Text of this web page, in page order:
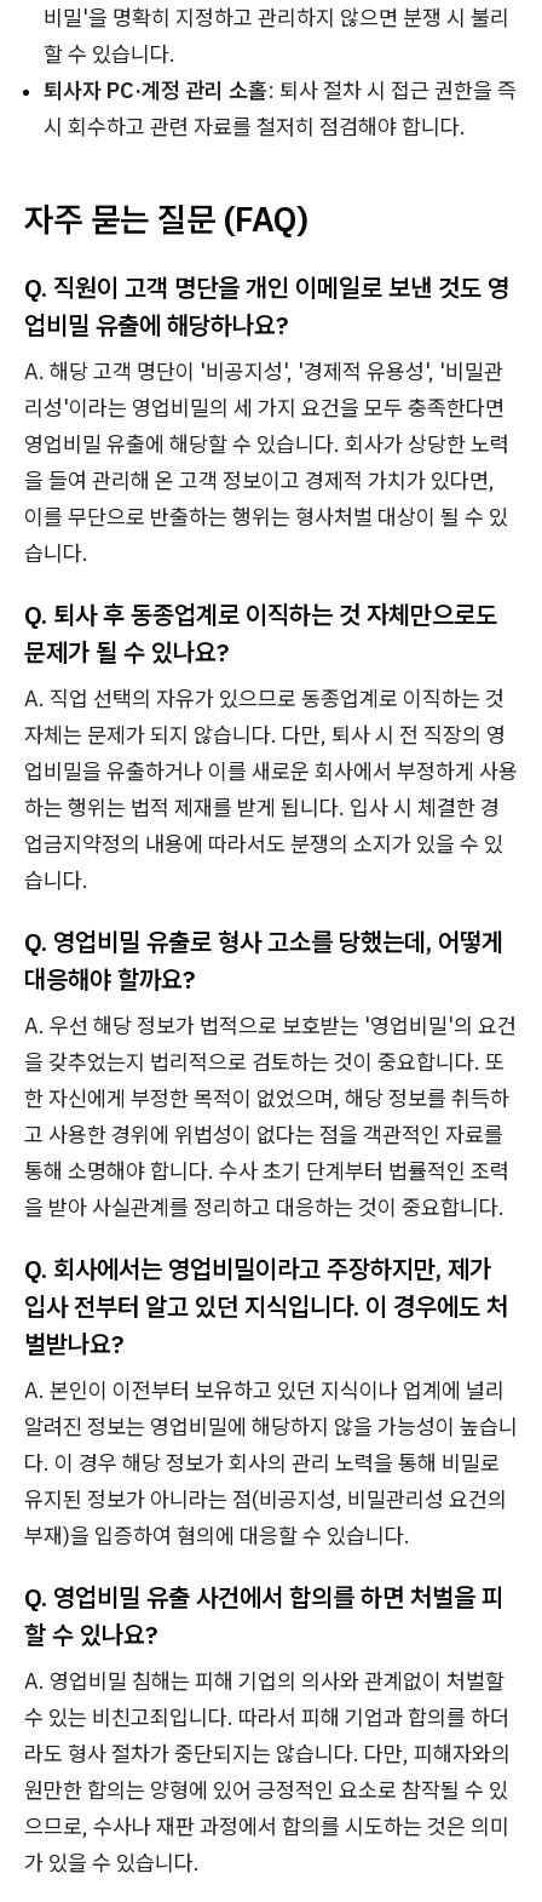
비밀'을 명확히 지정하고 관리하지 않으면 분쟁 시 불리
할 수 있습니다.
퇴사자 PC·계정 관리 소홀: 퇴사 절차 시 접근 권한을 즉
시 회수하고 관련 자료를 철저히 점검해야 합니다.
자주 묻는 질문 (FAQ)
Q. 직원이 고객 명단을 개인 이메일로 보낸 것도 영
업비밀 유출에 해당하나요?
A. 해당 고객 명단이 '비공지성', '경제적 유용성', '비밀관
리성'이라는 영업비밀의 세 가지 요건을 모두 충족한다면
영업비밀 유출에 해당할 수 있습니다. 회사가 상당한 노력
을 들여 관리해 온 고객 정보이고 경제적 가치가 있다면,
이를 무단으로 반출하는 행위는 형사처벌 대상이 될 수 있
습니다.
Q. 퇴사 후 동종업계로 이직하는 것 자체만으로도
문제가 될 수 있나요?
A. 직업 선택의 자유가 있으므로 동종업계로 이직하는 것
자체는 문제가 되지 않습니다. 다만, 퇴사 시 전 직장의 영
업비밀을 유출하거나 이를 새로운 회사에서 부정하게 사용
하는 행위는 법적 제재를 받게 됩니다. 입사 시 체결한 경
업금지약정의 내용에 따라서도 분쟁의 소지가 있을 수 있
습니다.
Q. 영업비밀 유출로 형사 고소를 당했는데, 어떻게
대응해야 할까요?
A. 우선 해당 정보가 법적으로 보호받는 '영업비밀'의 요건
을 갖추었는지 법리적으로 검토하는 것이 중요합니다. 또
한 자신에게 부정한 목적이 없었으며, 해당 정보를 취득하
고 사용한 경위에 위법성이 없다는 점을 객관적인 자료를
통해 소명해야 합니다. 수사 초기 단계부터 법률적인 조력
을 받아 사실관계를 정리하고 대응하는 것이 중요합니다.
Q. 회사에서는 영업비밀이라고 주장하지만, 제가
입사 전부터 알고 있던 지식입니다. 이 경우에도 처
벌받나요?
A. 본인이 이전부터 보유하고 있던 지식이나 업계에 널리
알려진 정보는 영업비밀에 해당하지 않을 가능성이 높습니
다. 이 경우 해당 정보가 회사의 관리 노력을 통해 비밀로
유지된 정보가 아니라는 점(비공지성, 비밀관리성 요건의
부재)을 입증하여 혐의에 대응할 수 있습니다.
Q. 영업비밀 유출 사건에서 합의를 하면 처벌을 피
할 수 있나요?
A. 영업비밀 침해는 피해 기업의 의사와 관계없이 처벌할
수 있는 비친고죄입니다. 따라서 피해 기업과 합의를 하더
라도 형사 절차가 중단되지는 않습니다. 다만, 피해자와의
원만한 합의는 양형에 있어 긍정적인 요소로 참작될 수 있
으므로, 수사나 재판 과정에서 합의를 시도하는 것은 의미
가 있을 수 있습니다.